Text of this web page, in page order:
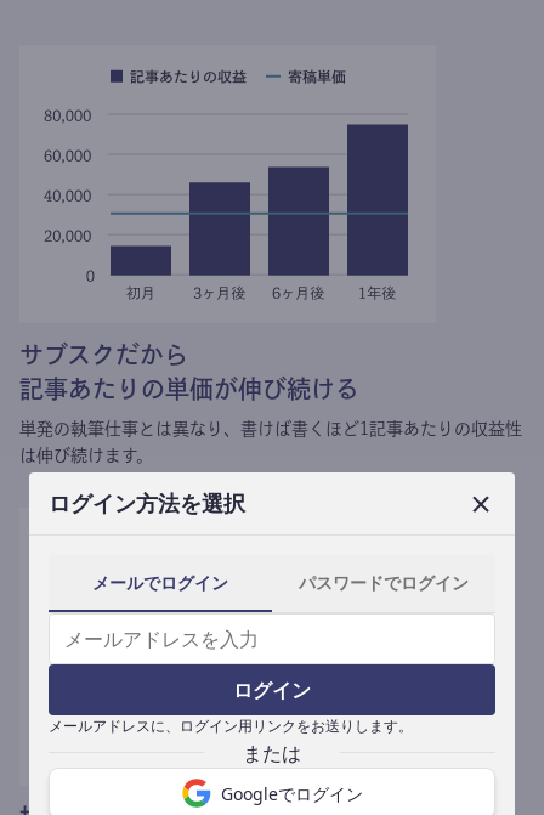
ログイン方法を選択
メールでログイン パスワードでログイン
ログイン
メールアドレスに、ログイン用リンクをお送りします。
Googleでログイン
サブスクだから
記事あたりの単価が伸び続ける
単発の執筆仕事とは異なり、 書けば書くほど1記事あたりの収益性
は伸び続けます。